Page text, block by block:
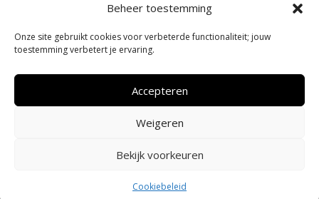
Beheer toestemming
Onze site gebruikt cookies voor verbeterde functionaliteit; jouw
toestemming verbetert je ervaring.
Accepteren
Weigeren
Bekijk voorkeuren
Cookiebeleid
zondag 27 december
13.00 – 17.30
Privacyverklaring
Algemene Voorwaarden
Cookiebeleid (EU)
@Pi-Apps| Hosting door: